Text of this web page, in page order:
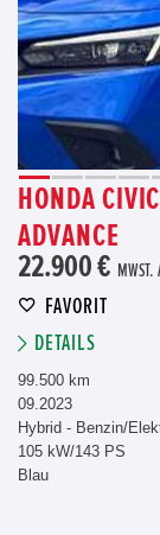
HONDA
ADVANCE
22.900 € MWST.
FAVORIT
DETAILS
99.500 km
09.2023
Hybrid - Benzin/
105 kW/143 PS
Blau